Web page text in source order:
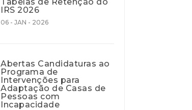
IRS 2026
06 - JAN - 2026
Abertas Candidaturas ao
Programa de
Intervenções para
Adaptação de Casas de
Pessoas com
Incapacidade